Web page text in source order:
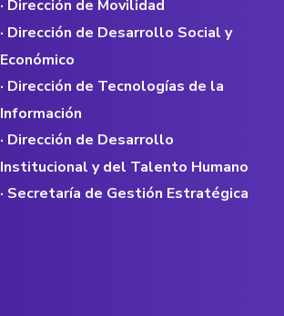
· Dirección de Movilidad
· Dirección de Desarrollo Social y
Económico
· Dirección de Tecnologías de la
Información
· Dirección de Desarrollo
Institucional y del Talento Humano
· Secretaría de Gestión Estratégica